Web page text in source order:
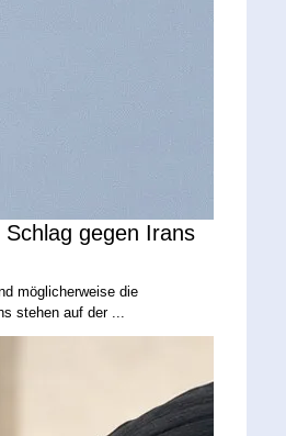
gegen Irans
möglicherweise die
stehen auf der ...